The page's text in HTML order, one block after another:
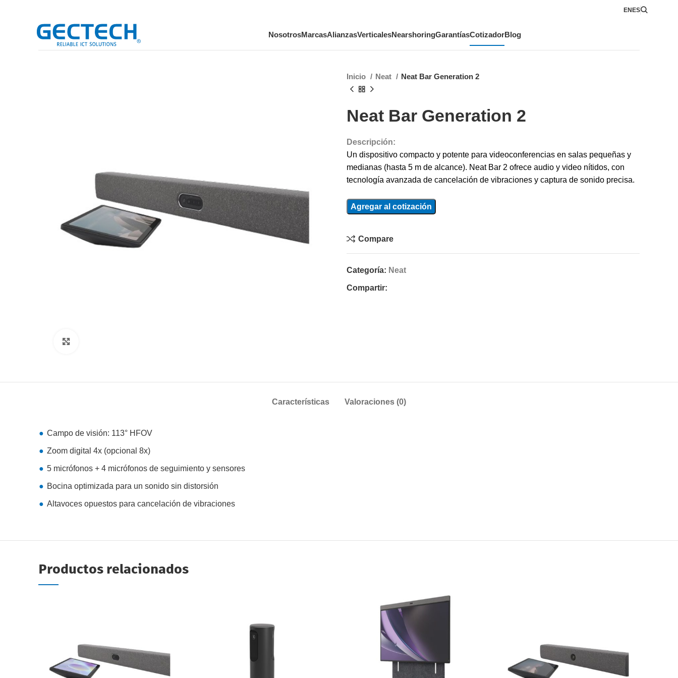
EN ES
NosotrosMarcasAlianzasVerticalesNearshoringGarantíasCotizadorBlog
Inicio Neat Neat Bar Generation 2
Neat Bar Generation 2
Descripción:
Un dispositivo compacto y potente para videoconferencias en salas pequeñas y
medianas (hasta 5 m de alcance). Neat Bar 2 ofrece audio y video nítidos, con
tecnología avanzada de cancelación de vibraciones y captura de sonido precisa.
Agregar al cotización
Compare
Categoría: Neat
Compartir:
Características Valoraciones (0)
Campo de visión: 113° HFOV
Zoom digital 4x (opcional 8x)
5 micrófonos + 4 micrófonos de seguimiento y sensores
Bocina optimizada para un sonido sin distorsión
Altavoces opuestos para cancelación de vibraciones
Productos relacionados